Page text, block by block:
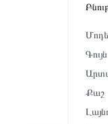
Գույն
Քաշ